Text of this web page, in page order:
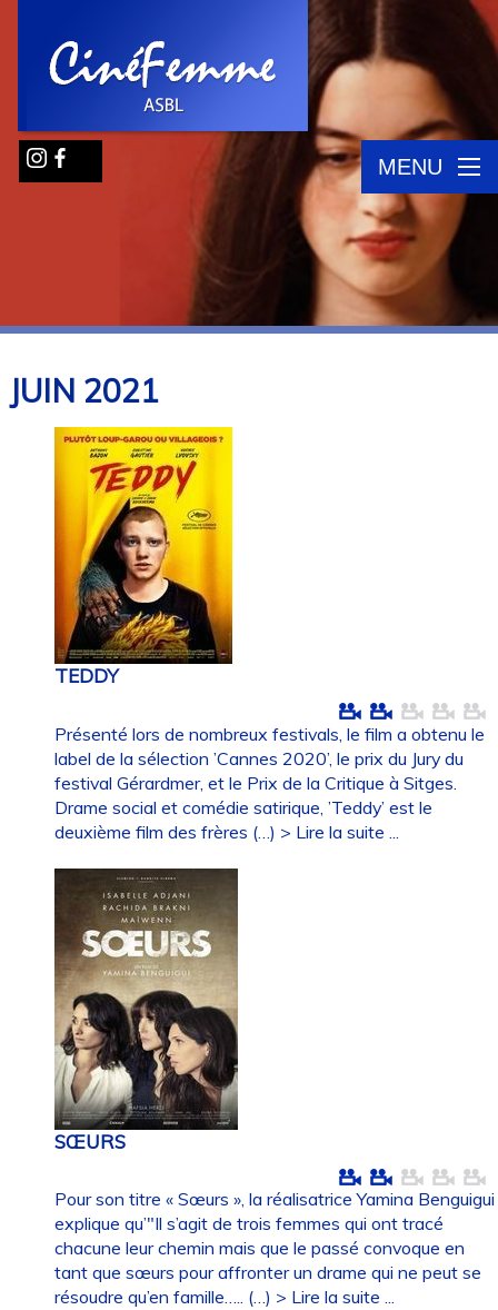
MENU
JUIN 2021
TEDDY
Présenté lors de nombreux festivals, le film a obtenu le
label de la sélection ’Cannes 2020’, le prix du Jury du
festival Gérardmer, et le Prix de la Critique à Sitges.
Drame social et comédie satirique, ’Teddy’ est le
deuxième film des frères (…) > Lire la suite ...
SŒURS
Pour son titre « Sœurs », la réalisatrice Yamina Benguigui
explique qu’"Il s’agit de trois femmes qui ont tracé
chacune leur chemin mais que le passé convoque en
tant que sœurs pour affronter un drame qui ne peut se
résoudre qu’en famille….. (…) > Lire la suite ...